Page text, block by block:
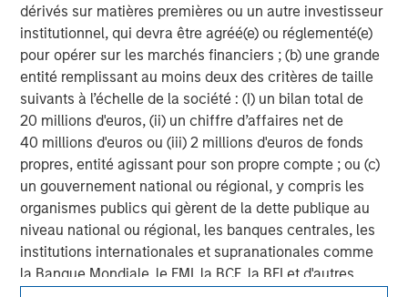
dérivés sur matières premières ou un autre investisseur
institutionnel, qui devra être agréé(e) ou réglementé(e)
pour opérer sur les marchés financiers ; (b) une grande
entité remplissant au moins deux des critères de taille
suivants à l’échelle de la société : (I) un bilan total de
20 millions d'euros, (ii) un chiffre d’affaires net de
40 millions d'euros ou (iii) 2 millions d'euros de fonds
propres, entité agissant pour son propre compte ; ou (c)
un gouvernement national ou régional, y compris les
organismes publics qui gèrent de la dette publique au
niveau national ou régional, les banques centrales, les
institutions internationales et supranationales comme
la Banque Mondiale, le FMI, la BCE, la BEI et d'autres
MSIM, the asset management division of Morgan Stanley (NYSE:
MS), and its affiliates have arrangements in place to market
each other’s products and services. Each MSIM affiliate is
regulated as appropriate in the jurisdiction it operates. MSIM’s
affiliates are: Eaton Vance Management (International) Limited,
Eaton Vance Advisers International Ltd, Calvert Research and
Management, Eaton Vance Management, Parametric Portfolio
Associates LLC and Atlanta Capital Management LLC.